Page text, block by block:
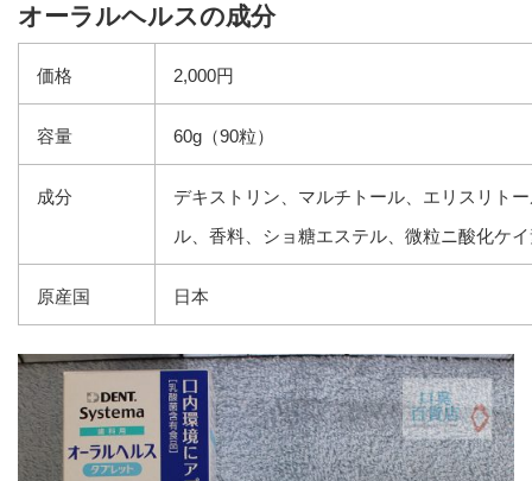
オーラルヘルスの成分
価格 2,000円
容量 60g（90粒）
成分
デキストリン、マルチトール、エリスリト
ル、香料、ショ糖エステル、微粒ニ酸化ケ
原産国 日本